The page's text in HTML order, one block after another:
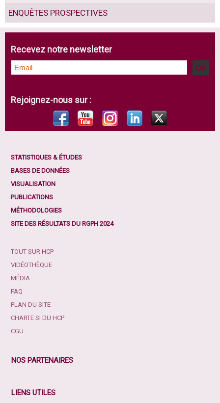
ENQUÊTES PROSPECTIVES
Recevez notre newsletter
Rejoignez-nous sur :
STATISTIQUES & ÉTUDES
BASES DE DONNÉES
VISUALISATION
PUBLICATIONS
MÉTHODOLOGIES
SITE DES RÉSULTATS DU RGPH 2024
TOUT SUR HCP
VIDÉOTHÈQUE
MÉDIA
FAQ
PLAN DU SITE
CHARTE SI DU HCP
CGU
NOS PARTENAIRES
LIENS UTILES